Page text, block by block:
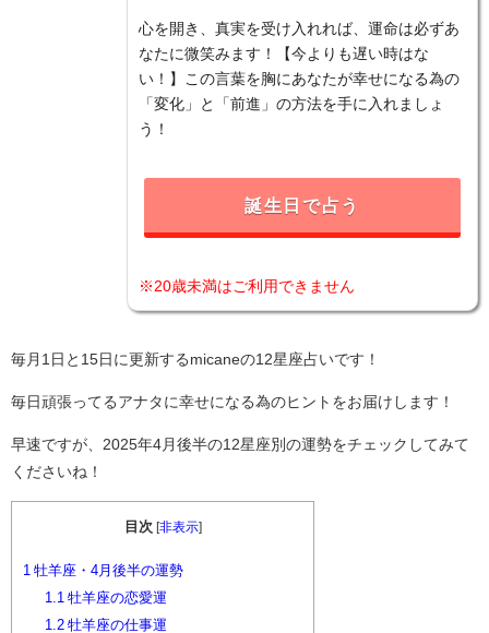
心を開き、真実を受け入れれば、運命は必ずあ
なたに微笑みます！【今よりも遅い時はな
い！】この言葉を胸にあなたが幸せになる為の
「変化」と「前進」の方法を手に入れましょ
う！
誕生日で占う
※20歳未満はご利用できません
毎月1日と15日に更新するmicaneの12星座占いです！
毎日頑張ってるアナタに幸せになる為のヒントをお届けします！
早速ですが、2025年4月後半の12星座別の運勢をチェックしてみて
くださいね！
目次 非表示]
1 牡羊座・4月後半の運勢
1.1 牡羊座の恋愛運
1.2牡羊座の仕事運